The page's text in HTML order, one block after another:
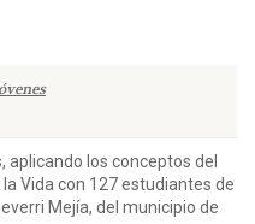
aplicando los conceptos del
Vida con 127 estudiantes de
Mejía, del municipio de